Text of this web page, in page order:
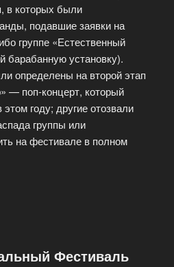
в которых были
подавшие заявки на
группе «Естественный
барабанную установку).
определены на второй этап
— поп-концерт, который
году; другие отозвали
группы или
на фестивале в полном
Фестиваль